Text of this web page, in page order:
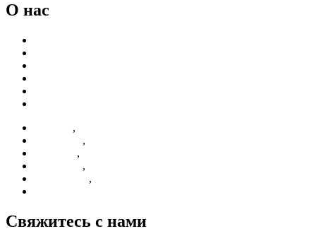
О нас
,
,
,
,
,
Свяжитесь с нами